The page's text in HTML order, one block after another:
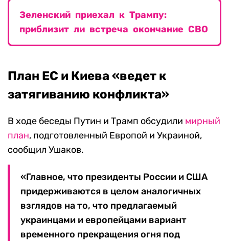
Зеленский приехал к Трампу:
приблизит ли встреча окончание СВО
План ЕС и Киева «ведет к
затягиванию конфликта»
В ходе беседы Путин и Трамп обсудили мирный
план, подготовленный Европой и Украиной,
сообщил Ушаков.
«Главное, что президенты России и США
придерживаются в целом аналогичных
взглядов на то, что предлагаемый
украинцами и европейцами вариант
временного прекращения огня под